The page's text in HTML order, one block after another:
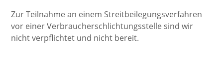
Zur Teilnahme an einem Streitbeilegungsverfahren
vor einer Verbraucherschlichtungsstelle sind wir
nicht verpflichtet und nicht bereit.